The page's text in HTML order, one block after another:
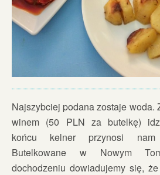
Najszybciej podana zostaje woda.
winem (50 PLN za butelkę)
końcu kelner przynosi nam
Butelkowane w Nowym
dochodzeniu dowiadujemy się,